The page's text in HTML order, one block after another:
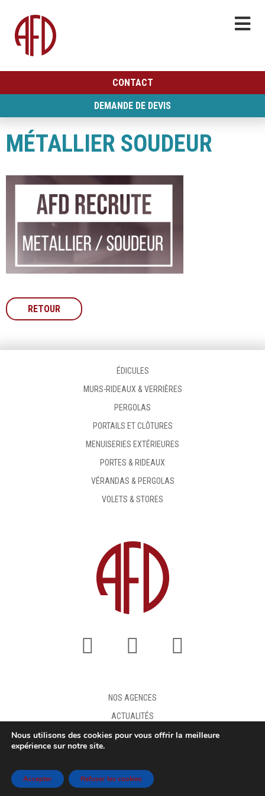
CONTACT
DEMANDE DE DEVIS
MÉTALLIER SOUDEUR
RETOUR
ÉDICULES
MURS-RIDEAUX & VERRIÈRES
PERGOLAS
PORTAILS ET CLÔTURES
MENUISERIES EXTÉRIEURES
PORTES & RIDEAUX
VÉRANDAS & PERGOLAS
VOLETS & STORES
NOS AGENCES
ACTUALITÉS
FAQ
MENTIONS LÉGALES
Nous utilisons des cookies pour vous offrir la meilleure
expérience sur notre site.
Accepter Refuser les cookies